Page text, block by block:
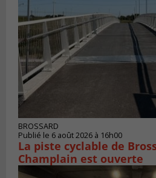
BROSSARD
Publié le 6 août 2026 à 16h00
La piste cyclable de
Champlain est ouverte